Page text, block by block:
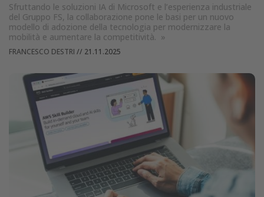
Sfruttando le soluzioni IA di Microsoft e l’esperienza industriale
del Gruppo FS, la collaborazione pone le basi per un nuovo
modello di adozione della tecnologia per modernizzare la
mobilità e aumentare la competitività. »
FRANCESCO DESTRI // 21.11.2025